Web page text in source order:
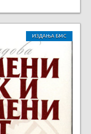
ИЗДАЊА БМС